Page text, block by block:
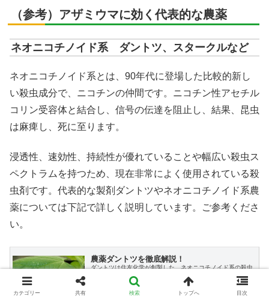
（参考）アザミウマに効く代表的な農薬
ネオニコチノイド系 ダントツ、スタークルなど
ネオニコチノイド系とは、90年代に登場した比較的新し
い殺虫成分で、ニコチンの仲間です。ニコチン性アセチル
コリン受容体と結合し、信号の伝達を阻止し、結果、昆虫
は麻痺し、死に至ります。
浸透性、速効性、持続性が優れていることや幅広い殺虫ス
ペクトラムを持つため、現在非常によく使用されている殺
虫剤です。代表的な製剤ダントツやネオニコチノイド系農
薬については下記で詳しく説明しています。ご参考くださ
い。
農薬ダントツを徹底解説！
ダントツは住友化学が創製した、ネオニコチノイド系の殺虫
農薬です。ここではダントツについて、特長や適用作物、害
虫、使用の注意点を説明します。
カテゴリー 共有 検索 トップへ 目次